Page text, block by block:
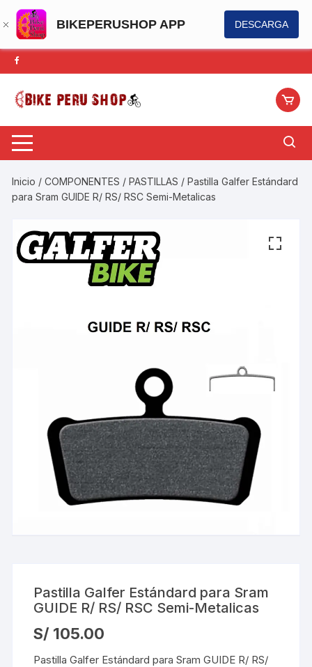
BIKEPERUSHOP APP DESCARGA
Saltar
al
contenido
Inicio /COMPONENTES /PASTILLAS / Pastilla Galfer Estándard
para Sram GUIDE R/ RS/ RSC Semi-Metalicas
Pastilla Galfer Estándard para Sram
GUIDE R/ RS/ RSC Semi-Metalicas
S/ 105.00
Pastilla Galfer Estándard para Sram GUIDE R/ RS/